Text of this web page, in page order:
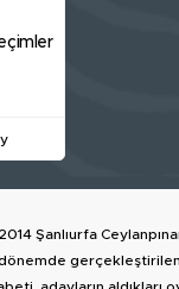
Şanlıurfa
dönemde